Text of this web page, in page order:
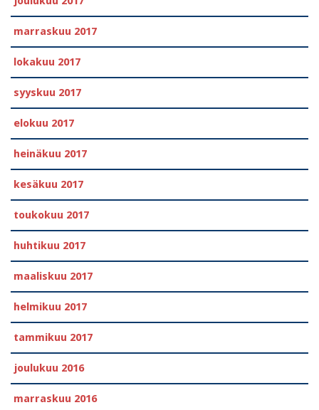
marraskuu 2017
lokakuu 2017
syyskuu 2017
elokuu 2017
heinäkuu 2017
kesäkuu 2017
toukokuu 2017
huhtikuu 2017
maaliskuu 2017
helmikuu 2017
tammikuu 2017
joulukuu 2016
marraskuu 2016